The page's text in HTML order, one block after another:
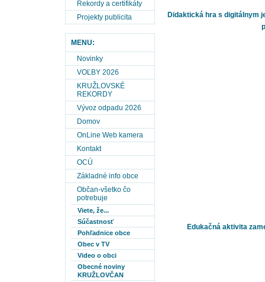
Rekordy a certifikáty
Projekty publicita
MENU:
Novinky
VOĽBY 2026
KRUŽLOVSKÉ
REKORDY
Vývoz odpadu 2026
Domov
OnLine Web kamera
Kontakt
OCÚ
Základné info obce
Občan-všetko čo
potrebuje
Viete, že...
Súčastnosť
Pohľadnice obce
Obec v TV
Video o obci
Obecné noviny
KRUŽLOVČAN
Didaktická hra s digitálnym
Edukačná aktivita